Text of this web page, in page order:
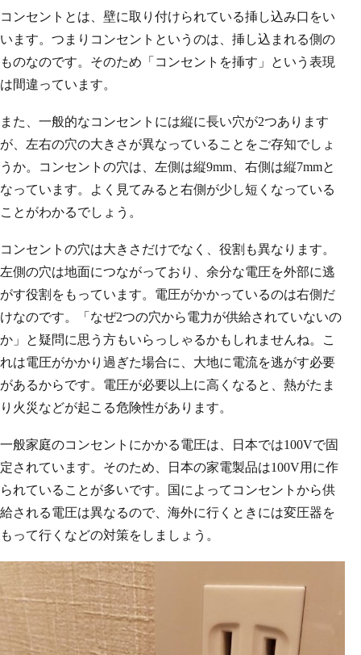
コンセントとは、壁に取り付けられている挿し込み口をい
います。つまりコンセントというのは、挿し込まれる側の
ものなのです。そのため「コンセントを挿す」という表現
は間違っています。
また、一般的なコンセントには縦に長い穴が2つあります
が、左右の穴の大きさが異なっていることをご存知でしょ
うか。コンセントの穴は、左側は縦9mm、右側は縦7mmと
なっています。よく見てみると右側が少し短くなっている
ことがわかるでしょう。
コンセントの穴は大きさだけでなく、役割も異なります。
左側の穴は地面につながっており、余分な電圧を外部に逃
がす役割をもっています。電圧がかかっているのは右側だ
けなのです。「なぜ2つの穴から電力が供給されていないの
か」と疑問に思う方もいらっしゃるかもしれませんね。こ
れは電圧がかかり過ぎた場合に、大地に電流を逃がす必要
があるからです。電圧が必要以上に高くなると、熱がたま
り火災などが起こる危険性があります。
一般家庭のコンセントにかかる電圧は、日本では100Vで固
定されています。そのため、日本の家電製品は100V用に作
られていることが多いです。国によってコンセントから供
給される電圧は異なるので、海外に行くときには変圧器を
もって行くなどの対策をしましょう。